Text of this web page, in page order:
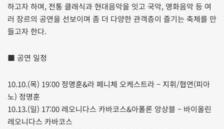
하고자 하며, 전통 클래식과 현대음악을 잇고 국악, 영화음악 등 여
러 장르의 공연을 선보이며 좀 더 다양한 관객층이 즐기는 축제를 만
들고자 한다.
■ 공연 일정
10.10.(목) 19:00 정명훈&라 페니체 오케스트라 – 지휘/협연(피아
노) 정명훈
10.13.(일) 17:00 레오니다스 카바코스&아폴론 앙상블 – 바이올린
레오니다스 카바코스